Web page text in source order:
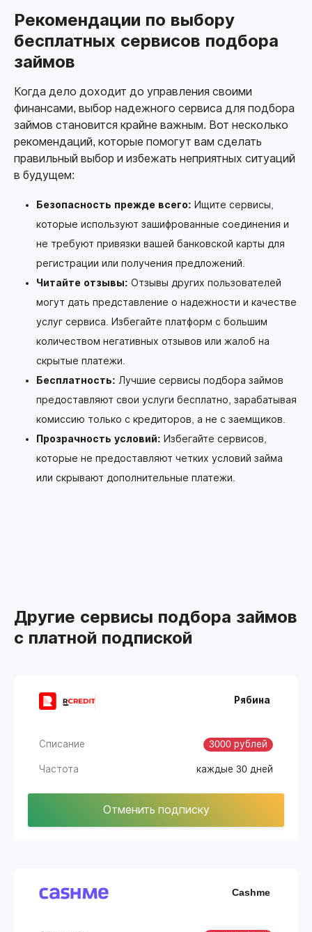
Рекомендации по выбору
бесплатных сервисов подбора
займов
Когда дело доходит до управления своими
финансами, выбор надежного сервиса для подбора
займов становится крайне важным. Вот несколько
рекомендаций, которые помогут вам сделать
правильный выбор и избежать неприятных ситуаций
в будущем:
Безопасность прежде всего: Ищите сервисы,
которые используют зашифрованные соединения и
не требуют привязки вашей банковской карты для
регистрации или получения предложений.
Читайте отзывы: Отзывы других пользователей
могут дать представление о надежности и качестве
услуг сервиса. Избегайте платформ с большим
количеством негативных отзывов или жалоб на
скрытые платежи.
Бесплатность: Лучшие сервисы подбора займов
предоставляют свои услуги бесплатно, зарабатывая
комиссию только с кредиторов, а не с заемщиков.
Прозрачность условий: Избегайте сервисов,
которые не предоставляют четких условий займа
или скрывают дополнительные платежи.
Другие сервисы подбора займов
с платной подпиской
Рябина
Списание 3000 рублей
Частота каждые 30 дней
Отменить подписку
Cashme